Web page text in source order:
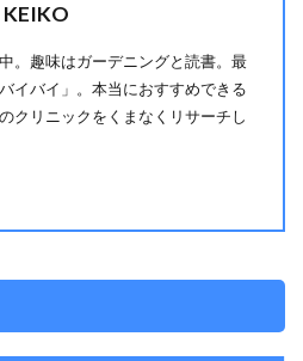
KEIKO
。趣味はガーデニングと読書。最
イバイ」。本当におすすめできる
クリニックをくまなくリサーチし